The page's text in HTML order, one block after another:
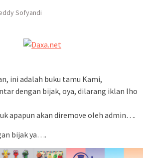
Sofyandi
ini adalah buku tamu Kami,
dengan bijak, oya, dilarang iklan lho
apapun akan diremove oleh admin….
bijak ya….